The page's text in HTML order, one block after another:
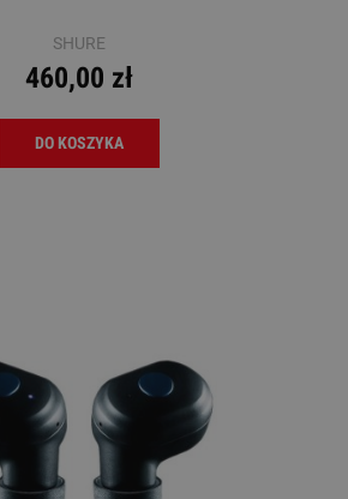
SHURE
460,00 zł
DO KOSZYKA